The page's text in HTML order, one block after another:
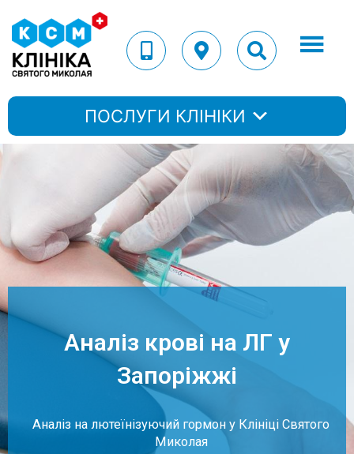
ПОСЛУГИ КЛІНІКИ
Аналіз крові на ЛГ у
Запоріжжі
Аналіз на лютеїнізуючий гормон у Клініці Святого
Миколая